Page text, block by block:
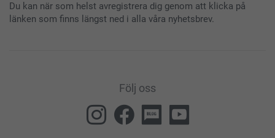
Du kan när som helst avregistrera dig genom att klicka på
länken som finns längst ned i alla våra nyhetsbrev.
Följ oss